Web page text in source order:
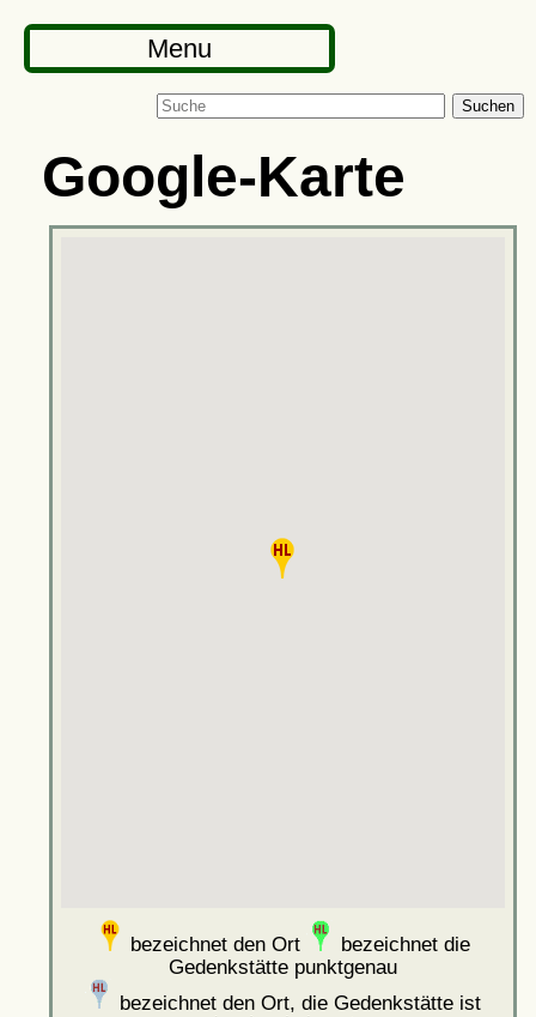
Menu
Suchen
Google-Karte
bezeichnet den Ort
bezeichnet die
Gedenkstätte punktgenau
bezeichnet den Ort, die Gedenkstätte ist